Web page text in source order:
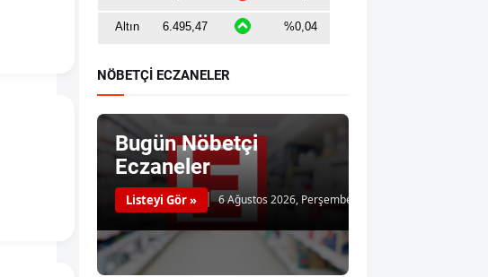
NÖBETÇİ ECZANELER
Bugün Nöbetçi
Eczaneler
Listeyi Gör » 6 Ağustos 2026, Perşembe